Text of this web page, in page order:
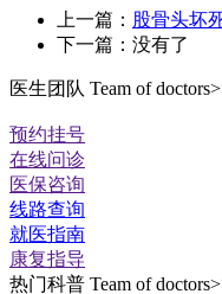
上一篇： 股骨头坏
下一篇：没有了
医生团队 Team of
预约挂号
在线问诊
医保咨询
线路查询
就医指南
康复指导
热门科普 Team of